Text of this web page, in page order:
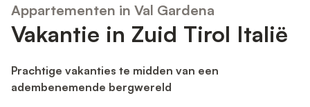
Appartementen in Val Gardena
Vakantie in Zuid Tirol Italië
Prachtige vakanties te midden van een
adembenemende bergwereld